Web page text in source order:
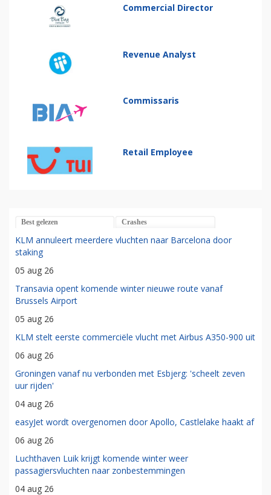
Commercial Director
Revenue Analyst
Commissaris
Retail Employee
Best gelezen Crashes
KLM annuleert meerdere vluchten naar Barcelona door
staking
05 aug 26
Transavia opent komende winter nieuwe route vanaf
Brussels Airport
05 aug 26
KLM stelt eerste commerciële vlucht met Airbus A350-900 uit
06 aug 26
Groningen vanaf nu verbonden met Esbjerg: 'scheelt zeven
uur rijden'
04 aug 26
easyJet wordt overgenomen door Apollo, Castlelake haakt af
06 aug 26
Luchthaven Luik krijgt komende winter weer
passagiersvluchten naar zonbestemmingen
04 aug 26